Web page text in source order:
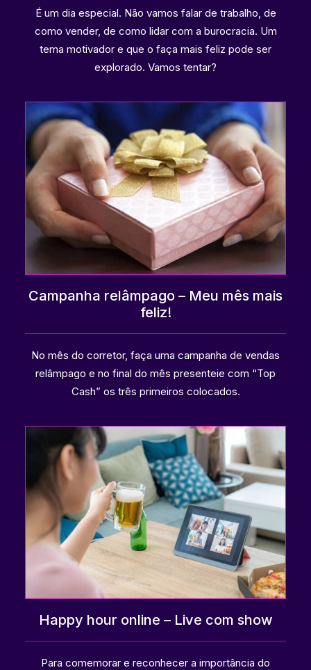
É um dia especial. Não vamos falar de trabalho, de
como vender, de como lidar com a burocracia. Um
tema motivador e que o faça mais feliz pode ser
explorado. Vamos tentar?
Campanha relâmpago – Meu mês mais
feliz!
No mês do corretor, faça uma campanha de vendas
relâmpago e no final do mês presenteie com “Top
Cash” os três primeiros colocados.
Happy hour online – Live com show
Para comemorar e reconhecer a importância do